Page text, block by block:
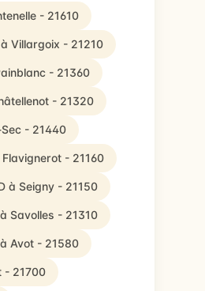
- 21610
Villargoix - 21210
- 21360
- 21320
- 21440
- 21160
à Seigny - 21150
Savolles - 21310
Avot - 21580
- 21700